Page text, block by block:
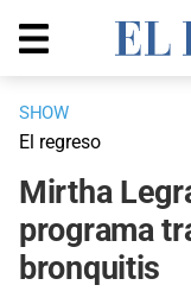
SHOW
El regreso
Mirtha
programa
bronquitis